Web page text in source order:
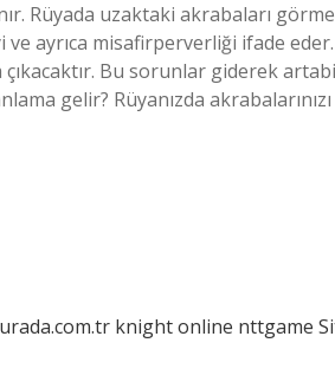
Rüyada uzaktaki akrabaları
ayrıca misafirperverliği ifade
Bu sorunlar giderek
gelir? Rüyanızda
knight online nttgame